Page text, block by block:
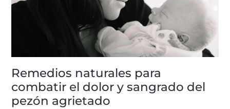
Remedios naturales para
combatir el dolor y sangrado del
pezón agrietado